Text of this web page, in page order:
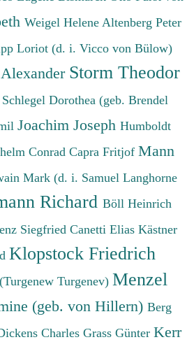
Weigel Helene Altenberg Peter
Loriot (d. i. Vicco von Bülow)
Storm Theodor
Schlegel Dorothea (geb. Brendel
Joachim Joseph Humboldt
Conrad Capra Fritjof Mann
Mark (d. i. Samuel Langhorne
Richard Böll Heinrich
Siegfried Canetti Elias Kästner
Klopstock Friedrich
Turgenev) Menzel
(geb. von Hillern) Berg
Charles Grass Günter Kerr